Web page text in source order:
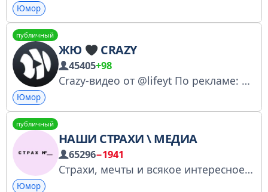
Юмор
публичный
ЖЮ CRAZY
45405+98
Crazy-видео от @lifeyt По рекламе: @lifeytMedia Для маркетологов: @lifeytMediaPeople РКН: https://clck.ru/3QP5jH
Юмор
публичный
НАШИ СТРАХИ \ МЕДИА
65296−1941
Страхи, мечты и всякое интересное из этих ваших интернетов Предложить свой страх. @moystrakh_bot Включен в реестр РКН: https://goo.su/ULhHV Контакт/реклама: @markmaronie
Юмор